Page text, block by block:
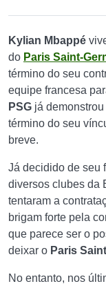
Kylian Mbappé
do Paris Saint-
término do seu
equipe francesa
PSG já
término do seu
breve.
Já decidido de seu
diversos clubes da
tentaram a
brigam forte pela
que parece ser o
deixar o Paris
No entanto, nos